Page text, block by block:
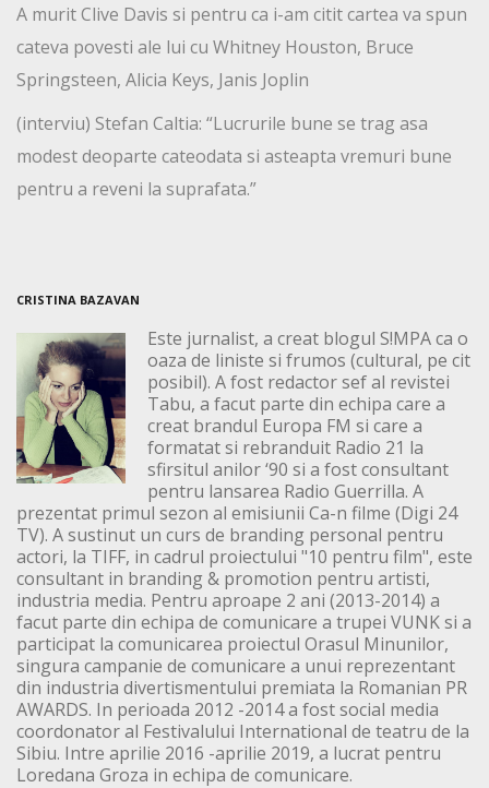
A murit Clive Davis si pentru ca i-am citit cartea va spun
cateva povesti ale lui cu Whitney Houston, Bruce
Springsteen, Alicia Keys, Janis Joplin
(interviu) Stefan Caltia: “Lucrurile bune se trag asa
modest deoparte cateodata si asteapta vremuri bune
pentru a reveni la suprafata.”
CRISTINA BAZAVAN
Este jurnalist, a creat blogul S!MPA ca o
oaza de liniste si frumos (cultural, pe cit
posibil). A fost redactor sef al revistei
Tabu, a facut parte din echipa care a
creat brandul Europa FM si care a
formatat si rebranduit Radio 21 la
sfirsitul anilor ‘90 si a fost consultant
pentru lansarea Radio Guerrilla. A
prezentat primul sezon al emisiunii Ca-n filme (Digi 24
TV). A sustinut un curs de branding personal pentru
actori, la TIFF, in cadrul proiectului "10 pentru film", este
consultant in branding & promotion pentru artisti,
industria media. Pentru aproape 2 ani (2013-2014) a
facut parte din echipa de comunicare a trupei VUNK si a
participat la comunicarea proiectul Orasul Minunilor,
singura campanie de comunicare a unui reprezentant
din industria divertismentului premiata la Romanian PR
AWARDS. In perioada 2012 -2014 a fost social media
coordonator al Festivalului International de teatru de la
Sibiu. Intre aprilie 2016 -aprilie 2019, a lucrat pentru
Loredana Groza in echipa de comunicare.